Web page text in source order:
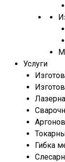
Услуги
Гибка